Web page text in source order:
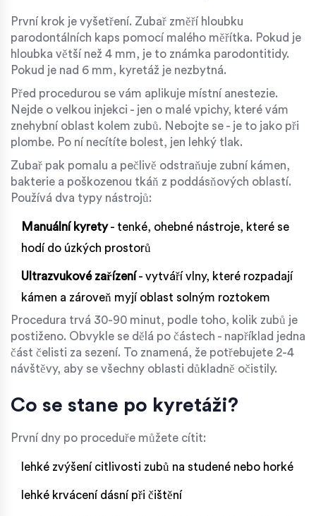
První krok je vyšetření. Zubař změří hloubku
parodontálních kaps pomocí malého měřítka. Pokud je
hloubka větší než 4 mm, je to známka parodontitidy.
Pokud je nad 6 mm, kyretáž je nezbytná.
Před procedurou se vám aplikuje místní anestezie.
Nejde o velkou injekci - jen o malé vpichy, které vám
znehybní oblast kolem zubů. Nebojte se - je to jako při
plombe. Po ní necítíte bolest, jen lehký tlak.
Zubař pak pomalu a pečlivě odstraňuje zubní kámen,
bakterie a poškozenou tkáň z poddásňových oblastí.
Používá dva typy nástrojů:
Manuální kyrety- tenké, ohebné nástroje, které se
hodí do úzkých prostorů
Ultrazvukové zařízení - vytváří vlny, které rozpadají
kámen a zároveň myjí oblast solným roztokem
Procedura trvá 30-90 minut, podle toho, kolik zubů je
postiženo. Obvykle se dělá po částech - například jedna
část čelisti za sezení. To znamená, že potřebujete 2-4
návštěvy, aby se všechny oblasti důkladně očistily.
Co se stane po kyretáži?
První dny po proceduře můžete cítit:
lehké zvýšení citlivosti zubů na studené nebo horké
lehké krvácení dásní při čištění